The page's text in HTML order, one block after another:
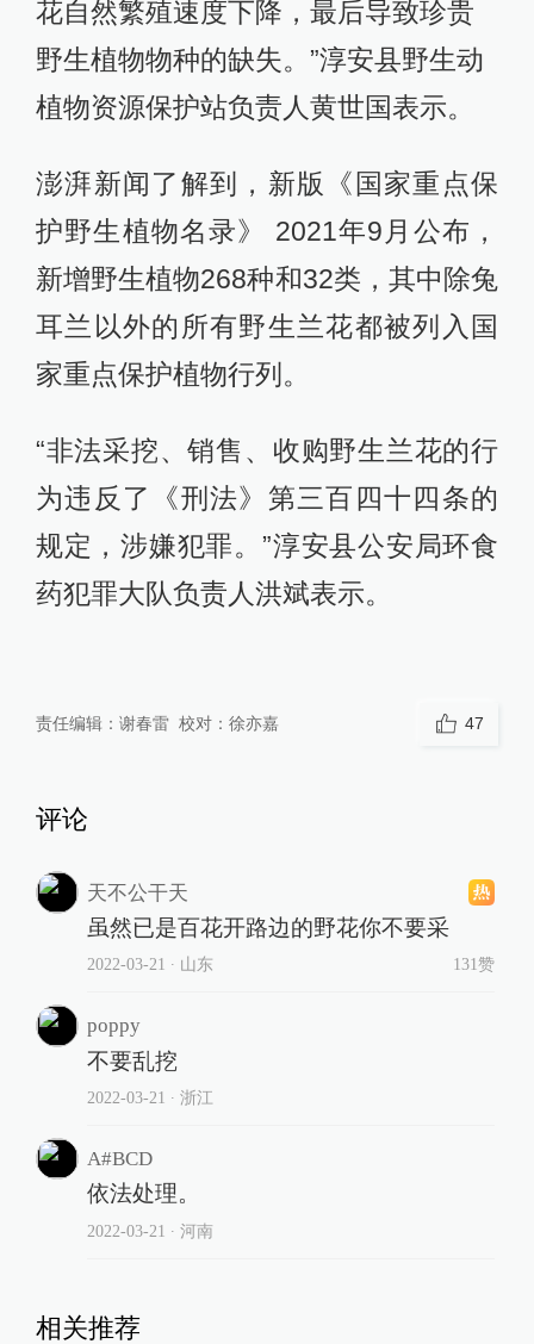
花自然繁殖速度下降，最后导致珍贵
野生植物物种的缺失。”淳安县野生动
植物资源保护站负责人黄世国表示。
澎湃新闻了解到，新版《国家重点保
护野生植物名录》 2021年9月公布，
新增野生植物268种和32类，其中除兔
耳兰以外的所有野生兰花都被列入国
家重点保护植物行列。
“非法采挖、销售、收购野生兰花的行
为违反了《刑法》第三百四十四条的
规定，涉嫌犯罪。”淳安县公安局环食
药犯罪大队负责人洪斌表示。
责任编辑： 谢春雷 校对： 徐亦嘉 47
评论
天不公干天
虽然已是百花开路边的野花你不要采
2022-03-21 ∙ 山东 131赞
poppy
不要乱挖
2022-03-21 ∙ 浙江
A#BCD
依法处理。
2022-03-21 ∙ 河南
相关推荐